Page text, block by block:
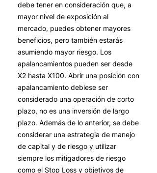
debe tener en consideración que, a
mayor nivel de exposición al
mercado, puedes obtener mayores
beneficios, pero también estarás
asumiendo mayor riesgo. Los
apalancamientos pueden ser desde
X2 hasta X100. Abrir una posición con
apalancamiento debiese ser
considerado una operación de corto
plazo, no es una inversión de largo
plazo. Además de lo anterior, se debe
considerar una estrategia de manejo
de capital y de riesgo y utilizar
siempre los mitigadores de riesgo
como el Stop Loss y objetivos de